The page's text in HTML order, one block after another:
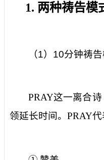
1. 两种祷告模
（1） 10分钟祷告
PRAY这一离合
领延长时间。 PRAY代